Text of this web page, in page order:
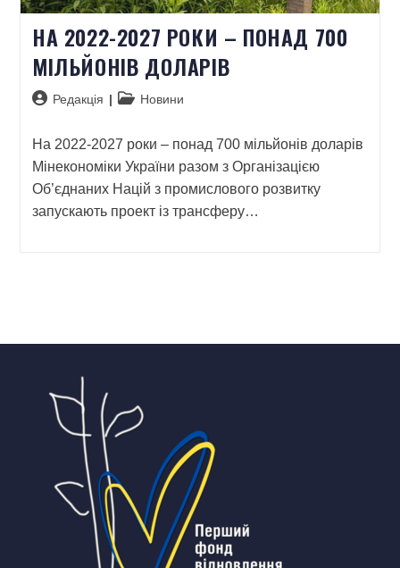
НА 2022-2027 РОКИ – ПОНАД 700
МІЛЬЙОНІВ ДОЛАРІВ
Редакція Новини
На 2022-2027 роки – понад 700 мільйонів доларів
Мінекономіки України разом з Організацією
Об’єднаних Націй з промислового розвитку
запускають проект із трансферу…